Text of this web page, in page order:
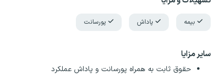
بیمه پاداش پورسانت
سایر مزایا
حقوق ثابت به همراه پورسانت و پاداش عملکرد